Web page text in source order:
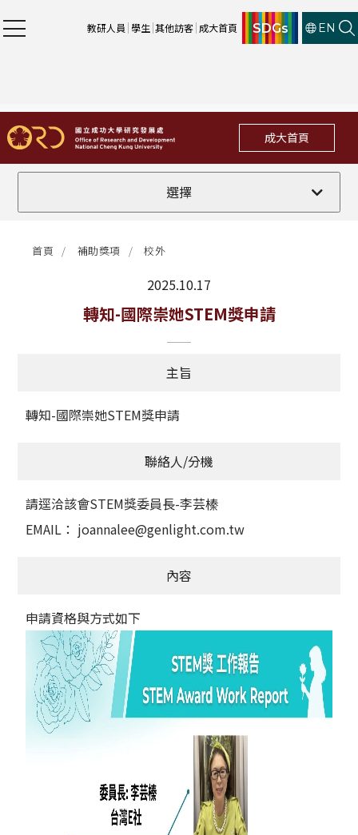
教研人員 學生 其他訪客 成大首頁 SDGs EN
成大首頁
選擇
全部
法規修訂
補助獎項
獲獎名單
活動訊息
學術榮譽
其他
活動花絮
首頁 補助獎項 校外
2025.10.17
最新消息
轉知-國際崇她STEM獎申請
主旨
轉知-國際崇她STEM獎申請
聯絡人/分機
請逕洽該會STEM獎委員長-李芸榛
EMAIL： joannalee@genlight.com.tw
內容
申請資格與方式如下